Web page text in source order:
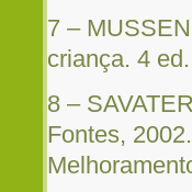
7 –
criança. 4
8 –
Fontes,